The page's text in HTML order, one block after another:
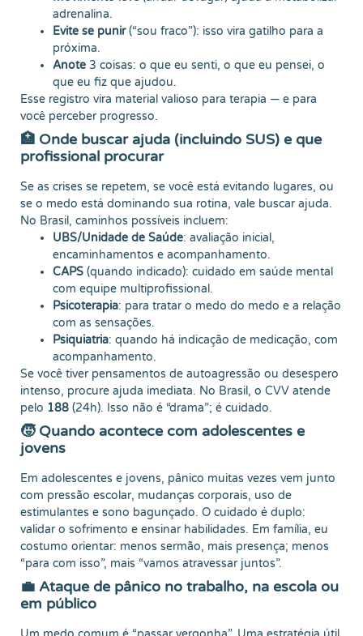
adrenalina.
Evite se punir(“sou fraco”): isso vira gatilho para a
próxima.
Anote 3 coisas: o que eu senti, o que eu pensei, o
que eu fiz que ajudou.
Esse registro vira material valioso para terapia — e para
você perceber progresso.
🏥 Onde buscar ajuda (incluindo SUS) e que
profissional procurar
Se as crises se repetem, se você está evitando lugares, ou
se o medo está dominando sua rotina, vale buscar ajuda.
No Brasil, caminhos possíveis incluem:
UBS/Unidade de Saúde: avaliação inicial,
encaminhamentos e acompanhamento.
CAPS (quando indicado): cuidado em saúde mental
com equipe multiprofissional.
Psicoterapia: para tratar o medo do medo e a relação
com as sensações.
Psiquiatria: quando há indicação de medicação, com
acompanhamento.
Se você tiver pensamentos de autoagressão ou desespero
intenso, procure ajuda imediata. No Brasil, o CVV atende
pelo 188 (24h). Isso não é “drama”; é cuidado.
🧒 Quando acontece com adolescentes e
jovens
Em adolescentes e jovens, pânico muitas vezes vem junto
com pressão escolar, mudanças corporais, uso de
estimulantes e sono bagunçado. O cuidado é duplo:
validar o sofrimento e ensinar habilidades. Em família, eu
costumo orientar: menos sermão, mais presença; menos
“para com isso”, mais “vamos atravessar juntos”.
💼 Ataque de pânico no trabalho, na escola ou
em público